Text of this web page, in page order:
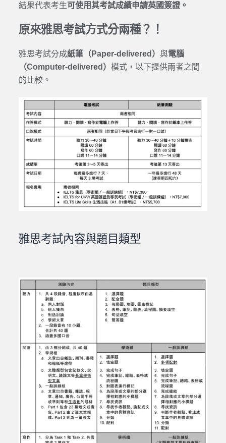
結果代表考生可使用其考試成績申請英國簽證。
原來雅思考試方式分兩種？！
雅思考試分成紙筆（Paper-delivered） 與電腦
（Computer-delivered） 模式，以下提供兩者之間
的比較。
雅思考試內容與題目類型